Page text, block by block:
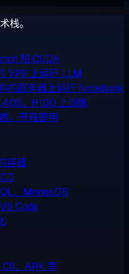
栈。
和 CUDA
VPS 上运行 LLM
的服务器上运行 Notebook
、H100 上训练
，开箱即用
容器
、MongoDB
Code
、ARK 等